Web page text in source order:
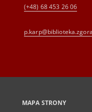
(+48) 68 453 26 06
MAPA STRONY